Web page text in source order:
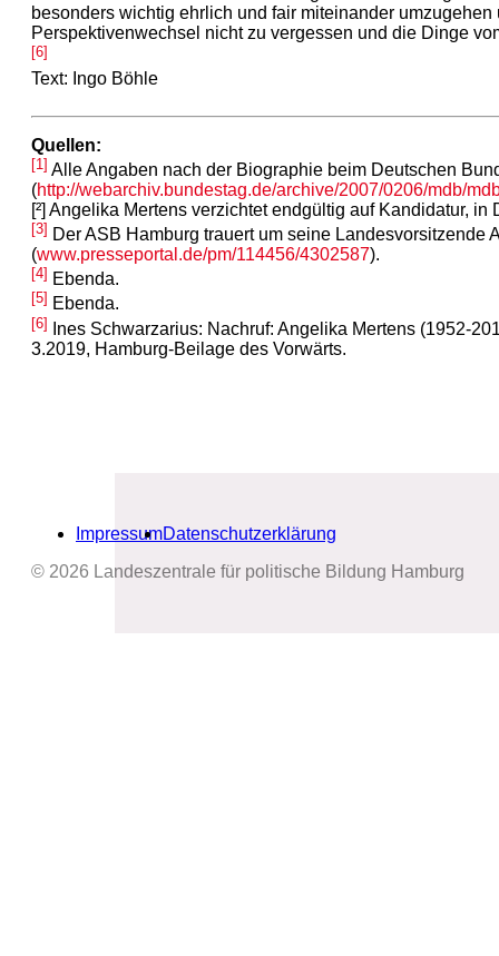
besonders wichtig ehrlich und fair miteinander umzugehen
Perspektivenwechsel nicht zu vergessen und die Dinge
[6]
Text: Ingo Böhle
Quellen:
[1] Alle Angaben nach der Biographie beim Deutschen
(http://webarchiv.bundestag.de/archive/2007/0206/mdb/
[²] Angelika Mertens verzichtet endgültig auf Kandidatur, in
[3] Der ASB Hamburg trauert um seine Landesvorsitzende
(www.presseportal.de/pm/114456/4302587).
[4] Ebenda.
[5] Ebenda.
[6]
Ines Schwarzarius: Nachruf: Angelika Mertens (1952-
3.2019, Hamburg-Beilage des Vorwärts.
ImpressumDatenschutzerklärung
© 2026 Landeszentrale für politische Bildung Hamburg